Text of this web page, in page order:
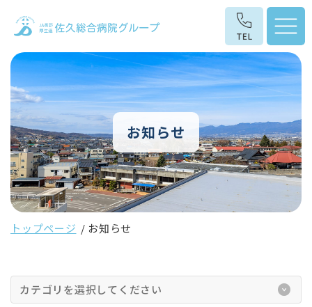
お知らせ
トップページ お知らせ
カテゴリを選択してください